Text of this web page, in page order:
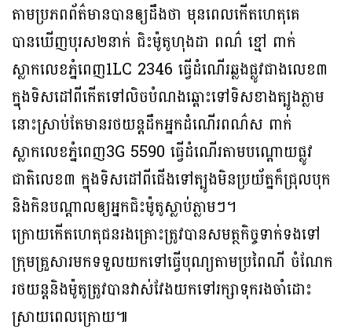
តាមប្រភពព័ត៌មានបានឲ្យដឹងថា មុនពេលកេីតហេតុគេ
បានឃេីញបុរស២នាក់ ជិះម៉ូតូហុងដា ពណ៌ ខ្មៅ ពាក់
ស្លាកលេខភ្នំពេញ1LC 2346 ធ្វេីដំណេីរឆ្លងផ្លូវជាងលេខ៣
ក្នុងទិសដៅពីកេីតទៅលិចបំណងឆ្ពោះទៅទិសខាងត្បូងភ្លាម
នោះស្រាប់តែមានរថយន្តដឹកអ្នកដំណេីរពណ៌ស ពាក់
ស្លាកលេខភ្នំពេញ3G 5590 ធ្វេីដំណេីរតាមបណ្តោយផ្លូវ
ជាតិលេខ៣ ក្នុងទិសដៅពីជេីងទៅត្បូងមិនប្រយ័ត្នក៏ជ្រុលបុក
និងកិនបណ្តាលឲ្យអ្នកជិះម៉ូតូស្លាប់ភ្លាមៗ។
ក្រោយកេីតហេតុជនរងគ្រោះត្រូវបានសមត្ថកិច្ចទាក់ទងទៅ
ក្រុមគ្រួសារមកទទួលយកទៅធ្វេីបុណ្យតាមប្រពៃណី ចំណែក
រថយន្តនិងម៉ូតូត្រូវបានវាស់វែងយកទៅរក្សាទុករងចាំដោះ
ស្រាយពេលក្រោយ៕